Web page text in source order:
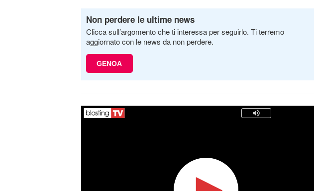
Non perdere le ultime news
Clicca sull’argomento che ti interessa per seguirlo. Ti terremo
aggiornato con le news da non perdere.
GENOA